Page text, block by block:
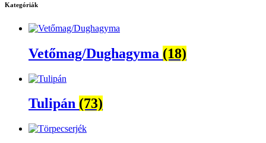
Kategóriák
Vetőmag/Dughagyma (18)
Tulipán (73)